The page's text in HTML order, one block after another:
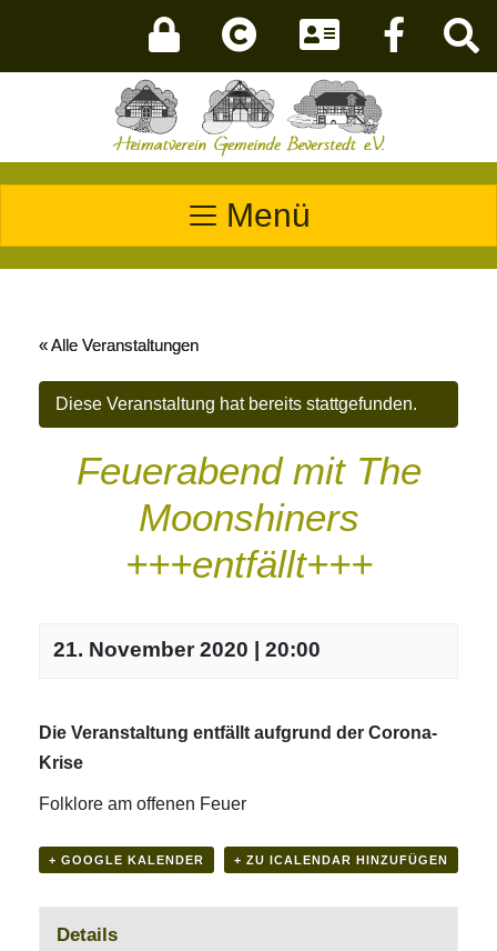
Menü
« Alle Veranstaltungen
Diese Veranstaltung hat bereits stattgefunden.
Feuerabend mit The
Moonshiners
+++entfällt+++
21. November 2020 | 20:00
Die Veranstaltung entfällt aufgrund der Corona-
Krise
Folklore am offenen Feuer
+ GOOGLE KALENDER + ZU ICALENDAR HINZUFÜGEN
Details